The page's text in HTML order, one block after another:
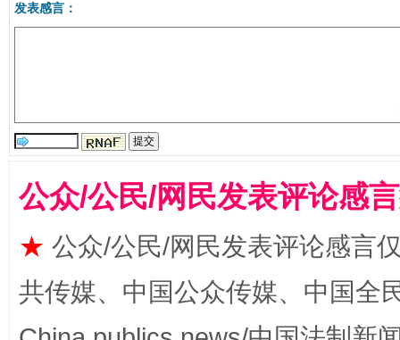
生
揭批美国五大"原罪" "炒
发表感言：
公众/公民/网民发表评论感
★ 公众/公民/网民发表评论感言
共传媒、中国公众传媒、中国全